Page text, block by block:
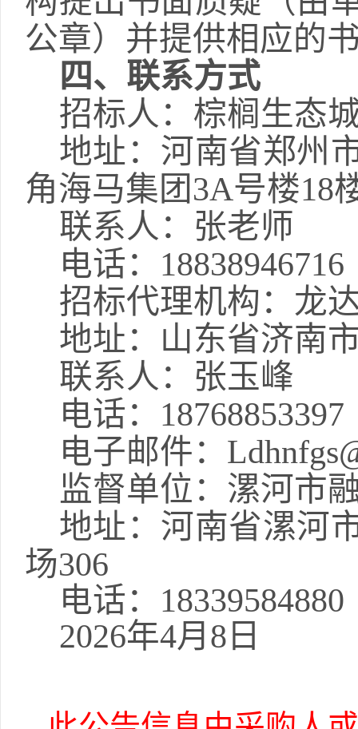
公章）并提供相应的
四、联系方式
招标人：棕榈生态
地址：河南省郑州
角海马集团 3A号楼18
联系人：张老师
电话： 18838946716
招标代理机构：龙
地址：山东省济南
联系人：张玉峰
电话： 18768853397
电子邮件：
监督单位：漯河市
地址：河南省漯河
场306
电话： 18339584880
2026年4月8日